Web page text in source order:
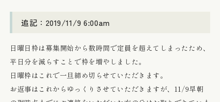
追記：2019/11/9 6:00am
日曜日枠は募集開始から数時間で定員を超えてしまったため、
平日分を減らすことで枠を増やしました。
日曜枠はこれで一旦締め切らせていただきます。
お返事はこれからゆっくりさせていただきますが、11/9早朝